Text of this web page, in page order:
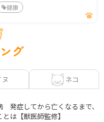
健康
グ
ヌ ネコ
発症してから亡くなるまで、
は【獣医師監修】